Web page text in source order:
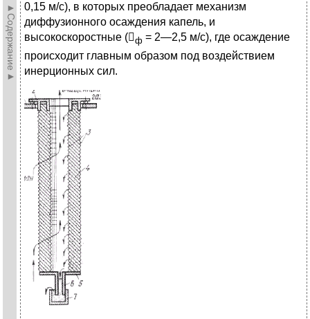
►Содержание►
0,15 м/с), в которых преобладает механизм
диффузионного осаждения капель, и
высокоскоростные (ф = 2—2,5 м/с), где осаждение
происходит главным образом под воздействием
инерционных сил.